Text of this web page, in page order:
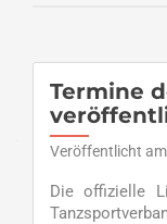
Termine
Veröffentlicht am
Die offizielle